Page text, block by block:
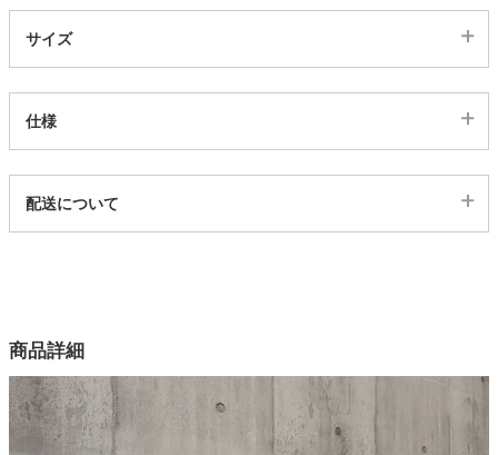
家電・照明器具
タワー
サイズ
仕様
522805
2色
原産国
中国
配送について
商品詳細